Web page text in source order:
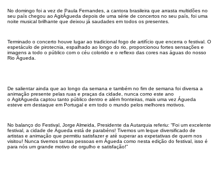
No domingo foi a vez de Paula Fernandes, a cantora brasileira que arrasta multidões no
seu país chegou ao AgitÁgueda depois de uma série de concertos no seu país, foi uma
noite musical brilhante que deixou já saudades em todos os presentes.
Terminado o concerto houve lugar ao tradicional fogo de artifício que encerra o festival. O
espetáculo de pirotecnia, espalhado ao longo do rio, proporcionou fortes sensações e
imagens a todo o público com o céu colorido e o reflexo das cores nas águas do nosso
Rio Águeda.
De salientar ainda que ao longo da semana e também no fim de semana foi diversa a
animação presente pelas ruas e praças da cidade, nunca como este ano
o AgitÁgueda captou tanto público dentro e além fronteiras, mais uma vez Águeda
esteve em destaque em Portugal e em todo o mundo pelos melhores motivos.
No balanço do Festival, Jorge Almeida, Presidente da Autarquia referiu: “Foi um excelente
festival, a cidade de Águeda está de parabéns! Tivemos um leque diversificado de
artistas e animação que permitiu satisfazer e até superar as expetativas de quem nos
visitou! Nunca tivemos tantas pessoas em Águeda como nesta edição do festival, isso é
para nós um grande motivo de orgulho e satisfação!”